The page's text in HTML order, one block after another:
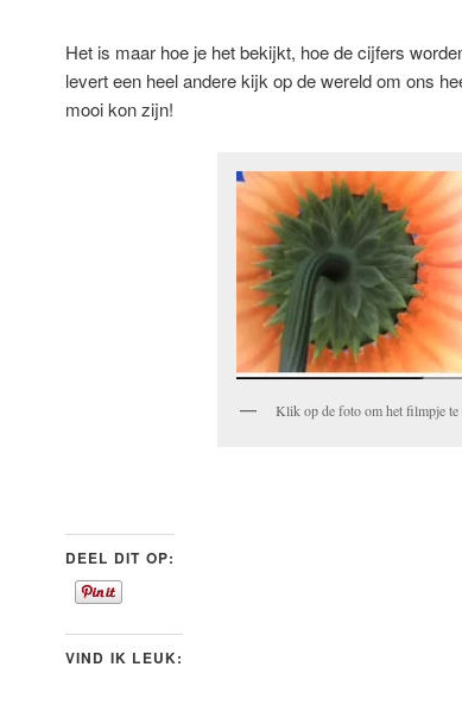
Het is maar hoe je het bekijkt, hoe de cijfers
levert een heel andere kijk op de wereld om ons
mooi kon zijn!
Klik op de foto om het filmpje te
DEEL DIT OP:
VIND IK LEUK: